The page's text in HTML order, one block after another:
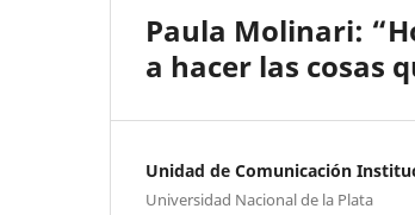
Paula Molinari:
a hacer las cosas
Unidad de Comunicación
Universidad Nacional de la Plata